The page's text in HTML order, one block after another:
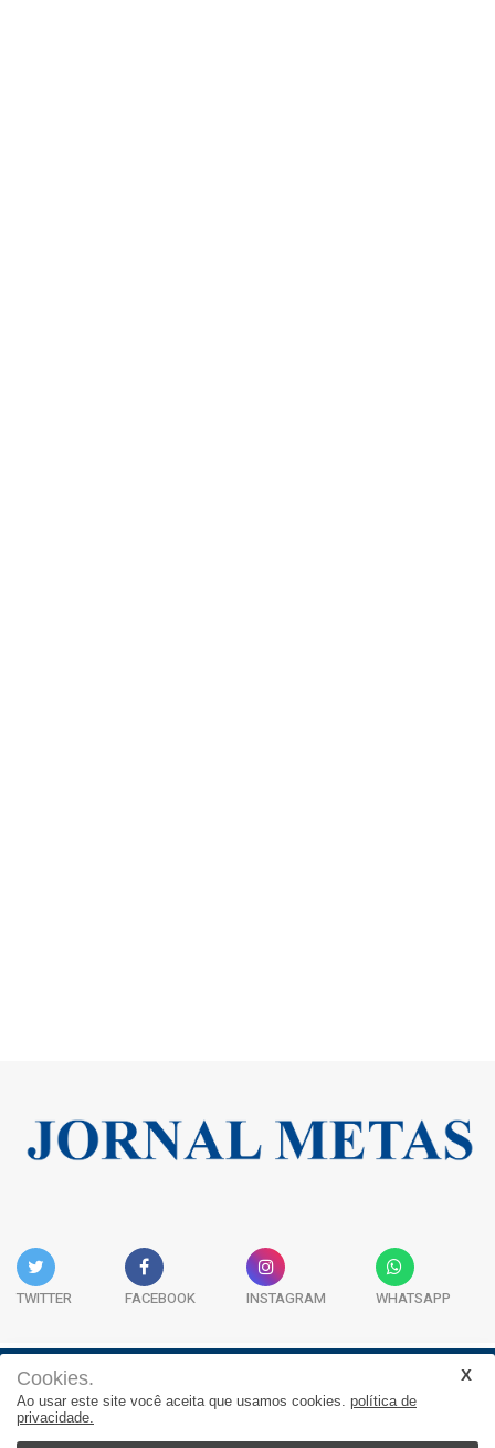
TWITTER FACEBOOK INSTAGRAM WHATSAPP
JORNAL METAS - Rua São José, 253, Sala 302, Centro
Cookies.
Ao usar este site você aceita que usamos cookies. política de
privacidade.